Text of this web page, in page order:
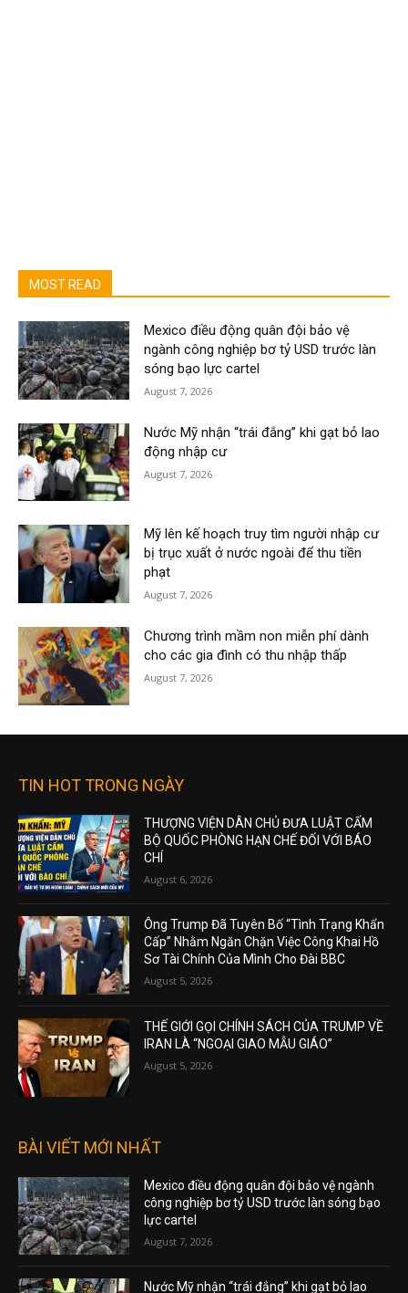
MOST READ
Mexico điều động quân đội bảo vệ
ngành công nghiệp bơ tỷ USD trước làn
sóng bạo lực cartel
August 7, 2026
Nước Mỹ nhận “trái đắng” khi gạt bỏ lao
động nhập cư
August 7, 2026
Mỹ lên kế hoạch truy tìm người nhập cư
bị trục xuất ở nước ngoài để thu tiền
phạt
August 7, 2026
Chương trình mầm non miễn phí dành
cho các gia đình có thu nhập thấp
August 7, 2026
TIN HOT TRONG NGÀY
THƯỢNG VIỆN DÂN CHỦ ĐƯA LUẬT CẤM
BỘ QUỐC PHÒNG HẠN CHẾ ĐỐI VỚI BÁO
CHÍ
August 6, 2026
Ông Trump Đã Tuyên Bố “Tình Trạng Khẩn
Cấp” Nhằm Ngăn Chặn Việc Công Khai Hồ
Sơ Tài Chính Của Mình Cho Đài BBC
August 5, 2026
THẾ GIỚI GỌI CHÍNH SÁCH CỦA TRUMP VỀ
IRAN LÀ “NGOẠI GIAO MẪU GIÁO”
August 5, 2026
BÀI VIẾT MỚI NHẤT
Mexico điều động quân đội bảo vệ ngành
công nghiệp bơ tỷ USD trước làn sóng bạo
lực cartel
August 7, 2026
Nước Mỹ nhận “trái đắng” khi gạt bỏ lao